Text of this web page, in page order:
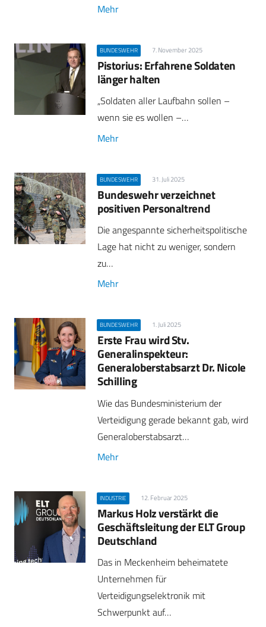
Mehr
BUNDESWEHR 7. November 2025
Pistorius: Erfahrene Soldaten
länger halten
„Soldaten aller Laufbahn sollen –
wenn sie es wollen –…
Mehr
BUNDESWEHR 31. Juli 2025
Bundeswehr verzeichnet
positiven Personaltrend
Die angespannte sicherheitspolitische
Lage hat nicht zu weniger, sondern
zu…
Mehr
BUNDESWEHR 1. Juli 2025
Erste Frau wird Stv.
Generalinspekteur:
Generaloberstabsarzt Dr. Nicole
Schilling
Wie das Bundesministerium der
Verteidigung gerade bekannt gab, wird
Generaloberstabsarzt…
Mehr
INDUSTRIE 12. Februar 2025
Markus Holz verstärkt die
Geschäftsleitung der ELT Group
Deutschland
Das in Meckenheim beheimatete
Unternehmen für
Verteidigungselektronik mit
Schwerpunkt auf…